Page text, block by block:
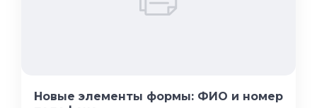
Новые элементы формы: ФИО и номер